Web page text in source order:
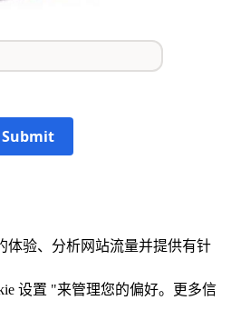
Submit
体验、分析网站流量并提供有针
设置 "来管理您的偏好。更多信